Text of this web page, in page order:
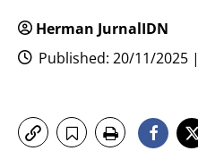
Herman JurnalIDN
Published: 20/11/2025